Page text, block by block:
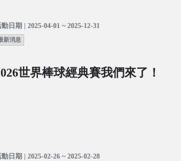
日期 | 2025-04-01 ~ 2025-12-31
新消息
世界棒球經典賽我們來了！
日期 | 2025-02-26 ~ 2025-02-28